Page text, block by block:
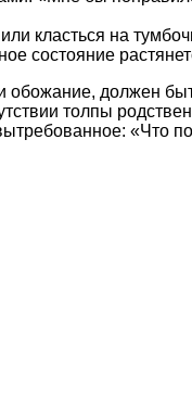
класться на
состояние
обожание, должен
толпы
«Что